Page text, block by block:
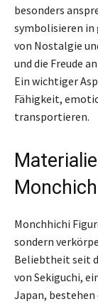
besonders
symbolisieren in
von Nostalgie
und die Freude
Ein wichtiger
Fähigkeit,
transportieren.
Monchhichi
sondern
Beliebtheit seit
von Sekiguchi,
Japan,